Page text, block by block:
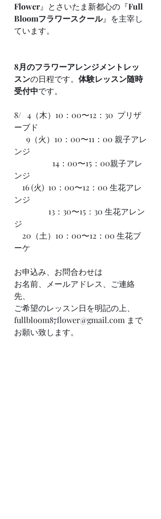
Flower』とさいたま新都心の『Full
Bloomフラワースクール』を主宰し
ています。
8月のフラワーアレンジメントレッ
スンの日程です。 体験レッスン随時
受付中です。
8/   4（木）10：00〜12：30  プリザ
ーブド
9（火）10：00〜11：00 親子アレ
ンジ
14：00〜15：00親子アレ
ンジ
16 (火)  10：00〜12：00 生花アレ
ンジ
13：30〜15：30 生花アレン
ジ
20（土）10：00〜12：00 生花ブ
ーケ
お申込み、お問合わせは
お名前、メールアドレス、ご連絡
先、
ご希望のレッスン日を明記の上、
fullbloom87flower@gmail.com まで
お願い致します。